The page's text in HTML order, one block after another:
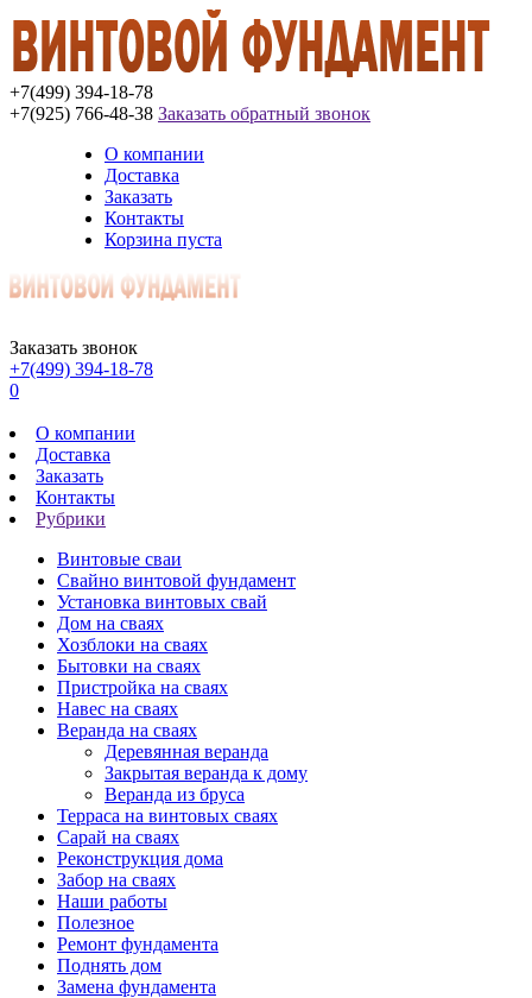
+7(499) 394-18-78
+7(925) 766-48-38 Заказать обратный звонок
О компании
Доставка
Заказать
Контакты
Корзина пуста
Заказать звонок
+7(499) 394-18-78
0
О компании
Доставка
Заказать
Контакты
Рубрики
Винтовые сваи
Свайно винтовой фундамент
Установка винтовых свай
Дом на сваях
Хозблоки на сваях
Бытовки на сваях
Пристройка на сваях
Навес на сваях
Веранда на сваях
Деревянная веранда
Закрытая веранда к дому
Веранда из бруса
Терраса на винтовых сваях
Cарай на сваях
Реконструкция дома
Забор на сваях
Наши работы
Полезное
Ремонт фундамента
Поднять дом
Замена фундамента